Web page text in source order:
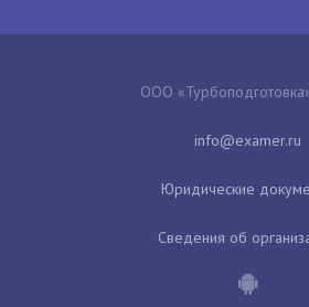
ООО
Юридические
Сведения об